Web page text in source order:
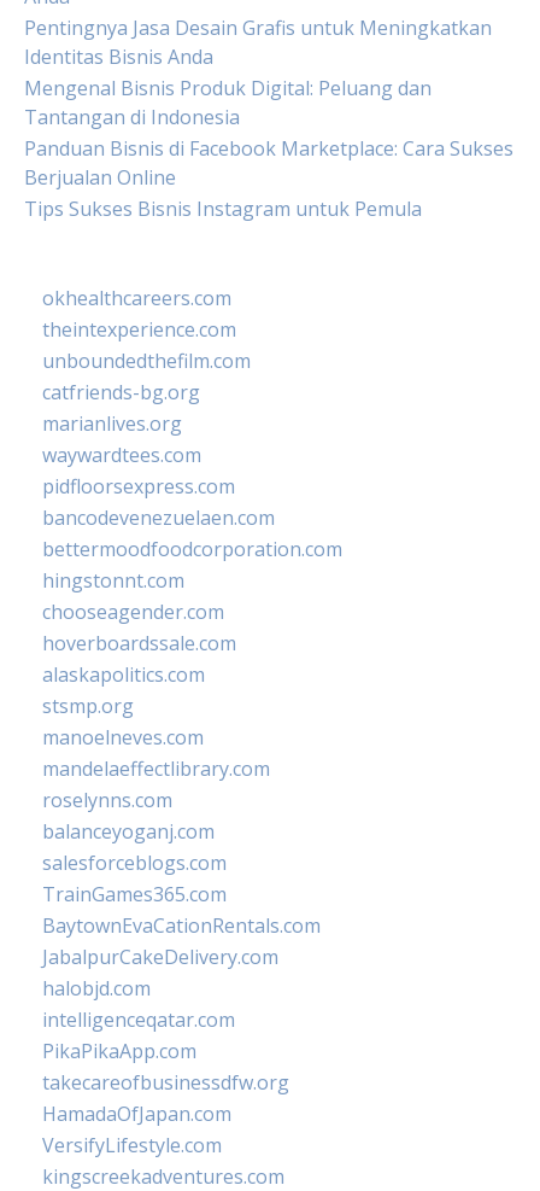
Pentingnya Jasa Desain Grafis untuk Meningkatkan
Identitas Bisnis Anda
Mengenal Bisnis Produk Digital: Peluang dan
Tantangan di Indonesia
Panduan Bisnis di Facebook Marketplace: Cara Sukses
Berjualan Online
Tips Sukses Bisnis Instagram untuk Pemula
okhealthcareers.com
theintexperience.com
unboundedthefilm.com
catfriends-bg.org
marianlives.org
waywardtees.com
pidfloorsexpress.com
bancodevenezuelaen.com
bettermoodfoodcorporation.com
hingstonnt.com
chooseagender.com
hoverboardssale.com
alaskapolitics.com
stsmp.org
manoelneves.com
mandelaeffectlibrary.com
roselynns.com
balanceyoganj.com
salesforceblogs.com
TrainGames365.com
BaytownEvaCationRentals.com
JabalpurCakeDelivery.com
halobjd.com
intelligenceqatar.com
PikaPikaApp.com
takecareofbusinessdfw.org
HamadaOfJapan.com
VersifyLifestyle.com
kingscreekadventures.com